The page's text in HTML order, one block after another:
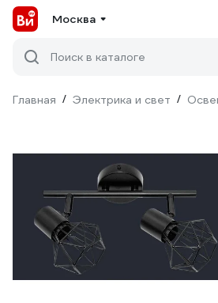
Москва
Поиск в каталоге
Главная / Электрика и свет /